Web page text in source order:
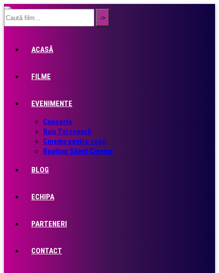
ACASĂ
FILME
EVENIMENTE
Concerte
Baia Turcească
Cinema pentru copii
Rooftop Silent Cinema
BLOG
ECHIPA
PARTENERI
CONTACT